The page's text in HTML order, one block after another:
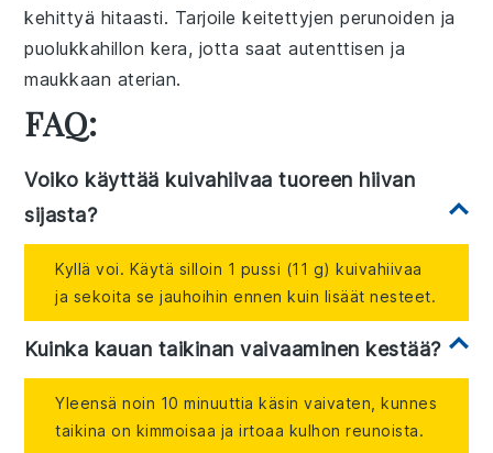
kehittyä hitaasti. Tarjoilekeitettyjen perunoiden ja
puolukkahillon kera, jotta saat autenttisen ja
maukkaan aterian.
FAQ:
Voiko käyttää kuivahiivaa tuoreen hiivan
sijasta?
Kyllä voi. Käytä silloin 1 pussi (11 g) kuivahiivaa
ja sekoita se jauhoihin ennen kuin lisäät nesteet.
Kuinka kauan taikinan vaivaaminen kestää?
Yleensä noin 10 minuuttia käsin vaivaten, kunnes
taikina on kimmoisaa ja irtoaa kulhon reunoista.